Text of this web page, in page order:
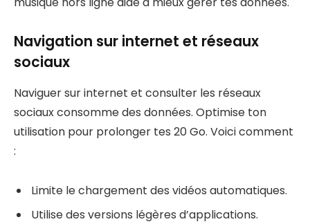
Navigation sur internet et réseaux
sociaux
Naviguer sur internet et consulter les réseaux
sociaux consomme des données. Optimise ton
utilisation pour prolonger tes 20 Go. Voici comment
:
Limite le chargement des vidéos automatiques.
Utilise des versions légères d’applications.